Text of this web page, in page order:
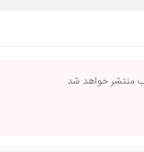
منتشر خواهد شد.